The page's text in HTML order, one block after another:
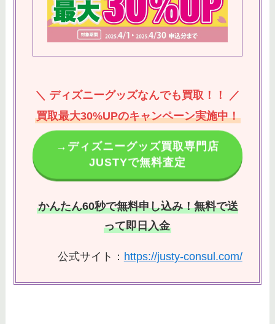
＼ ディズニーグッズなんでも買取！！ ／
買取最大30%UPのキャンペーン実施中！
→ディズニーグッズ買取専門店
JUSTYで無料査定
かんたん60秒で無料申し込み！無料で送
って即日入金
公式サイト： https://justy-consul.com/